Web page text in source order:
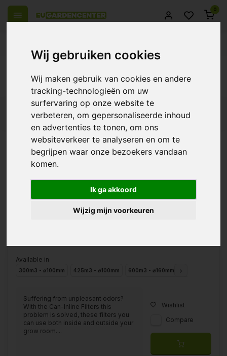
Wij gebruiken cookies
Wij maken gebruik van cookies en andere
tracking-technologieën om uw
surfervaring op onze website te
verbeteren, om gepersonaliseerde inhoud
en advertenties te tonen, om ons
websiteverkeer te analyseren en om te
begrijpen waar onze bezoekers vandaan
komen.
Ik ga akkoord
Wijzig mijn voorkeuren
0
Products tagged with inline
€107,95
Available in
300m3 - ⌀100mm 425m3 - ⌀100mm 600m3 - ⌀160mm
Suffering from unpleasant odors?
With the Can-Inline Filters this
problem is solved, these filters you
can use both inside and outside your
grow room....
Wishlist
Compare